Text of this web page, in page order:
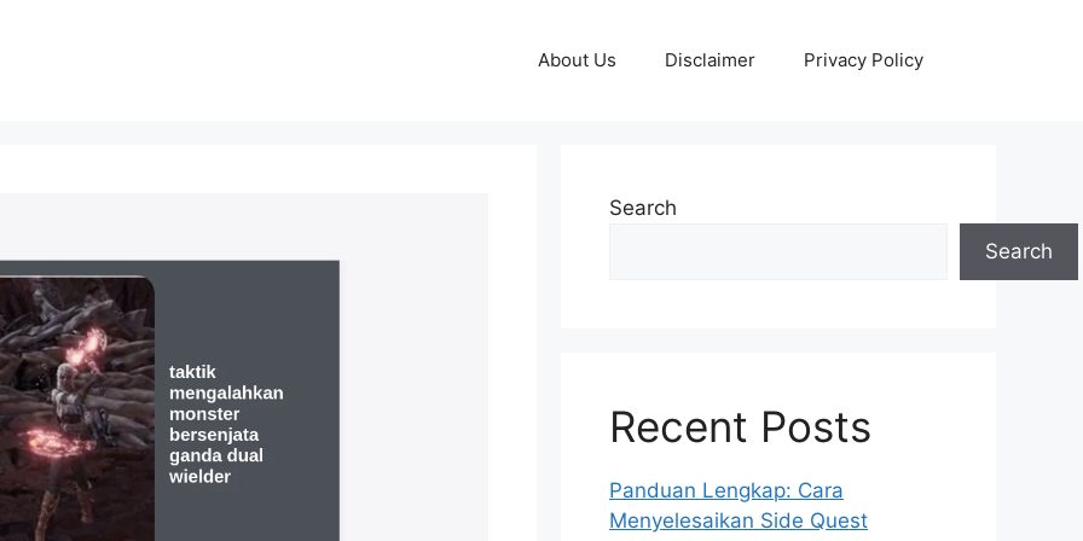
About Us Disclaimer Privacy Policy
Search
Search
Recent Posts
Panduan Lengkap: Cara
Menyelesaikan Side Quest